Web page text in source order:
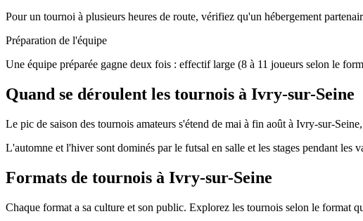
Pour un tournoi à plusieurs heures de route, vérifiez qu'un hébergement
Préparation de l'équipe
Une équipe préparée gagne deux fois : effectif large (8 à 11 joueurs selon le
Quand se déroulent les tournois à Ivry-sur-Seine
Le pic de saison des tournois amateurs s'étend de mai à fin août à Ivry-sur-
L'automne et l'hiver sont dominés par le futsal en salle et les stages pendant
Formats de tournois à Ivry-sur-Seine
Chaque format a sa culture et son public. Explorez les tournois selon le format